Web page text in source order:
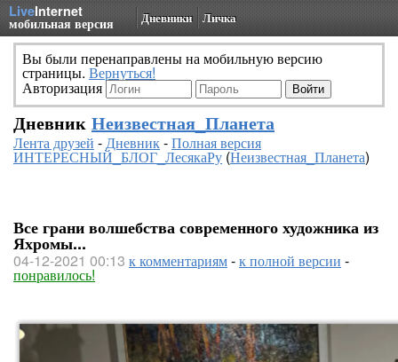
LiveInternet
мобильная версия Дневники Личка
Вы были перенаправлены на мобильную версию
страницы. Вернуться!
Авторизация
Дневник Неизвестная_Планета
Лента друзей -Дневник-Полная версия
ИНТЕРЕСНЫЙ_БЛОГ_ЛесякаРу(Неизвестная_Планета)
Все грани волшебства современного художника из
Яхромы...
04-12-2021 00:13 к комментариям-к полной версии -
понравилось!